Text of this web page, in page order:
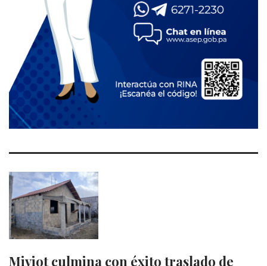
Miviot culmina con éxito traslado de